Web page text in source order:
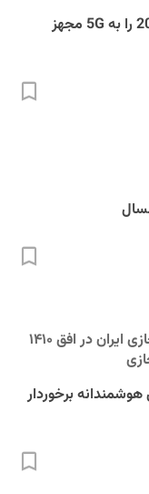
اپل تمام آیفون‌های سال 2022 را به 5G مجهز
ابلاغ سند راهبردی فضای مجازی ایران در افق ۱۴۱۰
برخوردار